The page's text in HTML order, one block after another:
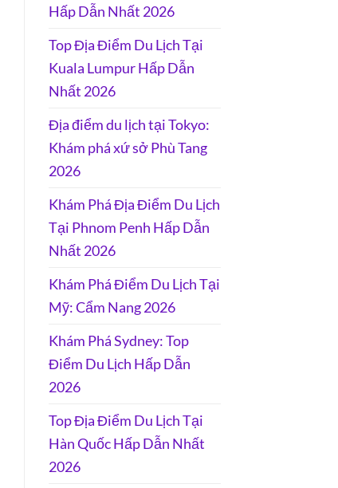
Hấp Dẫn Nhất 2026
Top Địa Điểm Du Lịch Tại
Kuala Lumpur Hấp Dẫn
Nhất 2026
Địa điểm du lịch tại Tokyo:
Khám phá xứ sở Phù Tang
2026
Khám Phá Địa Điểm Du Lịch
Tại Phnom Penh Hấp Dẫn
Nhất 2026
Khám Phá Điểm Du Lịch Tại
Mỹ: Cẩm Nang 2026
Khám Phá Sydney: Top
Điểm Du Lịch Hấp Dẫn
2026
Top Địa Điểm Du Lịch Tại
Hàn Quốc Hấp Dẫn Nhất
2026